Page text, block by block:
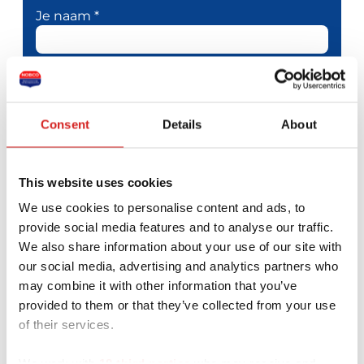
Consent Details About
This website uses cookies
We use cookies to personalise content and ads, to
provide social media features and to analyse our traffic.
We also share information about your use of our site with
our social media, advertising and analytics partners who
may combine it with other information that you’ve
provided to them or that they’ve collected from your use
of their services.
Je naam *
Je e-mailadres *